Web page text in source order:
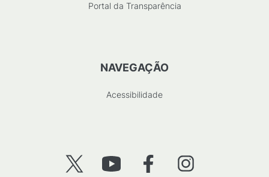
Portal da Transparência
NAVEGAÇÃO
Acessibilidade